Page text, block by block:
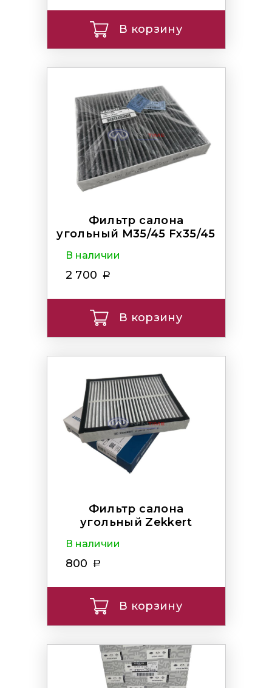
В корзину
Фильтр салона
угольный M35/45 Fx35/45
В наличии
2 700
В корзину
Фильтр салона
угольный Zekkert
В наличии
800
В корзину